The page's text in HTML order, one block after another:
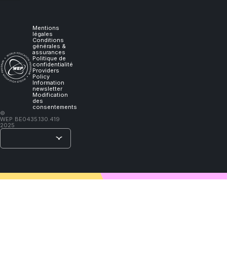
Mentions
légales
Conditions
générales &
assurances
Politique de
confidentialité
Providers
Policy
Information
newsletter
Modification
des
consentements
©
WEP
2025
BE0435.130.419
will
learn."
Lao